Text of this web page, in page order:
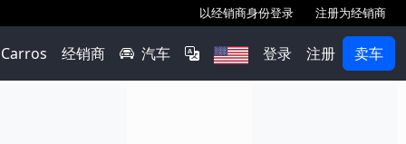
以经销商身份登录 注册为经销商
Carros 经销商 汽车 登录 注册 卖车